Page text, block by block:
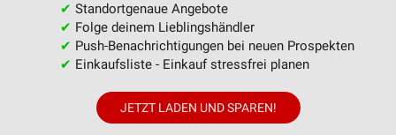
✔ Standortgenaue Angebote
✔ Folge deinem Lieblingshändler
✔ Push-Benachrichtigungen bei neuen Prospekten
✔ Einkaufsliste - Einkauf stressfrei planen
JETZT LADEN UND SPAREN!